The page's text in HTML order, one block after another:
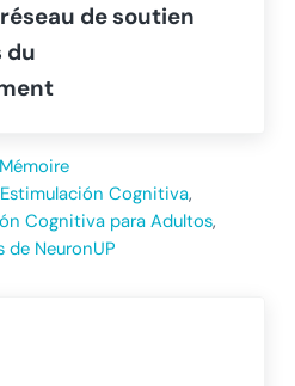
de soutien
du
Cognitiva,
Cognitiva para Adultos,
de NeuronUP